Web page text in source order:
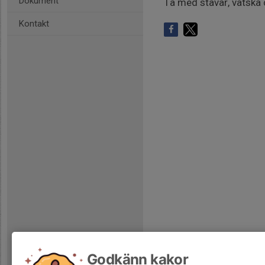
Kontakt
Ta med stavar,
Godkänn kakor